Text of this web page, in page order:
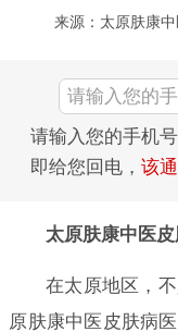
来源：太原肤康
请输入您的手机
即给您回电， 该
太原肤康中医
在太原地区，
原肤康中医皮肤病